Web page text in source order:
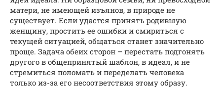
матери, не имеющей изъянов, в природе не
существует. Если удастся принять родившую
женщину, простить ее ошибки и смириться с
текущей ситуацией, общаться станет значительно
проще. Задача обеих сторон – перестать подгонять
другого в общепринятый шаблон, в идеал, и не
стремиться поломать и переделать человека
только из-за его несоответствия этому образу.